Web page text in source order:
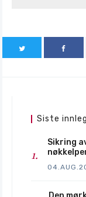
Siste
Sikring